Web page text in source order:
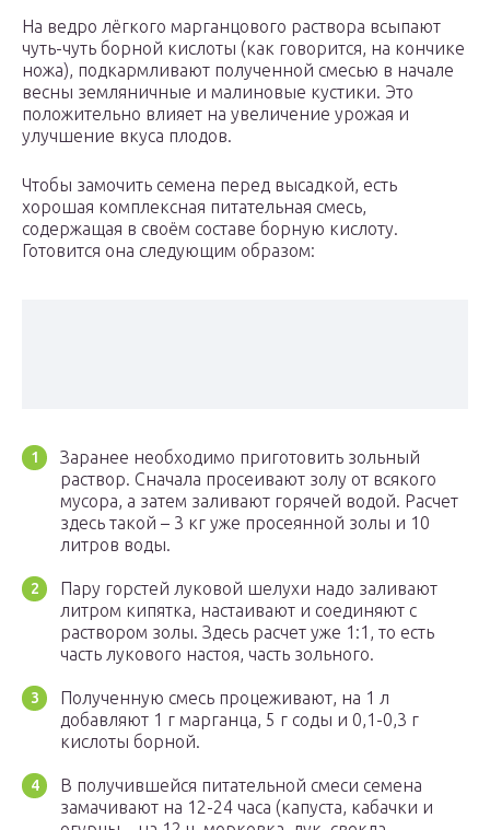
На ведро лёгкого марганцового раствора всыпают
чуть-чуть борной кислоты (как говорится, на кончике
ножа), подкармливают полученной смесью в начале
весны земляничные и малиновые кустики. Это
положительно влияет на увеличение урожая и
улучшение вкуса плодов.
Чтобы замочить семена перед высадкой, есть
хорошая комплексная питательная смесь,
содержащая в своём составе борную кислоту.
Готовится она следующим образом:
Заранее необходимо приготовить зольный
раствор. Сначала просеивают золу от всякого
мусора, а затем заливают горячей водой. Расчет
здесь такой – 3 кг уже просеянной золы и 10
литров воды.
Пару горстей луковой шелухи надо заливают
литром кипятка, настаивают и соединяют с
раствором золы. Здесь расчет уже 1:1, то есть
часть лукового настоя, часть зольного.
Полученную смесь процеживают, на 1 л
добавляют 1 г марганца, 5 г соды и 0,1-0,3 г
кислоты борной.
В получившейся питательной смеси семена
замачивают на 12-24 часа (капуста, кабачки и